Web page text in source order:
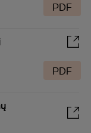
PDF
PDF